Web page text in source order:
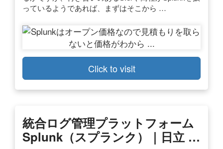
っているようであれば、まずはそこから …
Click to visit
統合ログ管理プラットフォーム
Splunk（スプランク）｜日立 …